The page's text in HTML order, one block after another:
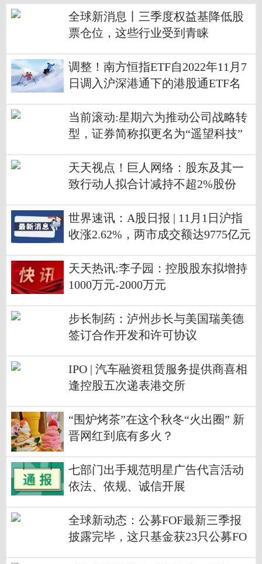
全球新消息丨三季度权益基降低股
票仓位，这些行业受到青睐
调整！南方恒指ETF自2022年11月7
日调入沪深港通下的港股通ETF名
当前滚动:星期六为推动公司战略转
型，证券简称拟更名为“遥望科技”
天天视点！巨人网络：股东及其一
致行动人拟合计减持不超2%股份
世界速讯：A股日报 | 11月1日沪指
收涨2.62%，两市成交额达9775亿元
天天热讯:李子园：控股股东拟增持
1000万元-2000万元
步长制药：泸州步长与美国瑞美德
签订合作开发和许可协议
IPO | 汽车融资租赁服务提供商喜相
逢控股五次递表港交所
“围炉烤茶”在这个秋冬“火出圈” 新
晋网红到底有多火？
七部门出手规范明星广告代言活动
依法、依规、诚信开展
全球新动态：公募FOF最新三季报
披露完毕，这只基金获23只公募FO